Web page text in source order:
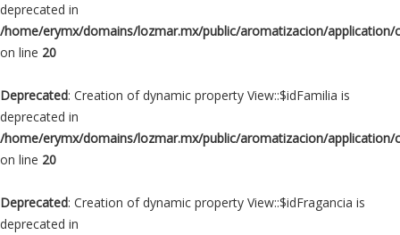
deprecated in
/home/erymx/domains/lozmar.mx/public/aromatizacion/application/
on line 20
Deprecated: Creation of dynamic property View::$idFamilia is
deprecated in
/home/erymx/domains/lozmar.mx/public/aromatizacion/application/
on line 20
Deprecated: Creation of dynamic property View::$idFragancia is
deprecated in